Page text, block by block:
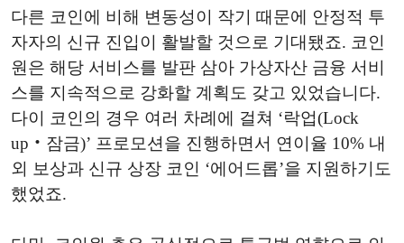
다른 코인에 비해 변동성이 작기 때문에 안정적 투
자자의 신규 진입이 활발할 것으로 기대됐죠. 코인
원은 해당 서비스를 발판 삼아 가상자산 금융 서비
스를 지속적으로 강화할 계획도 갖고 있었습니다.
다이 코인의 경우 여러 차례에 걸쳐 ‘락업(Lock
up‧잠금)’ 프로모션을 진행하면서 연이율 10% 내
외 보상과 신규 상장 코인 ‘에어드롭’을 지원하기도
했었죠.